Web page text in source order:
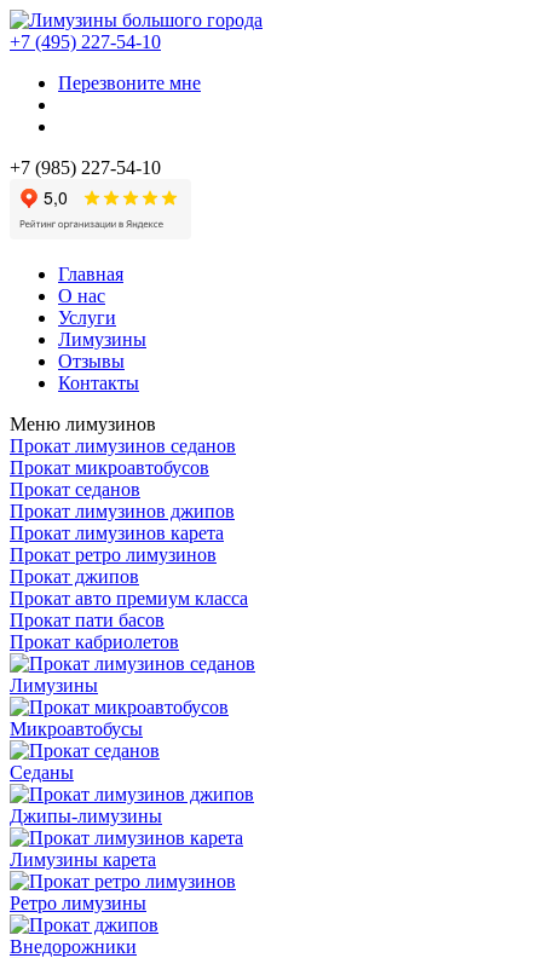
+7 (495) 227-54-10
Перезвоните мне
+7 (985) 227-54-10
Главная
О нас
Услуги
Лимузины
Отзывы
Контакты
Меню лимузинов
Прокат лимузинов седанов
Прокат микроавтобусов
Прокат седанов
Прокат лимузинов джипов
Прокат лимузинов карета
Прокат ретро лимузинов
Прокат джипов
Прокат авто премиум класса
Прокат пати басов
Прокат кабриолетов
Лимузины
Микроавтобусы
Седаны
Джипы-лимузины
Лимузины карета
Ретро лимузины
Внедорожники